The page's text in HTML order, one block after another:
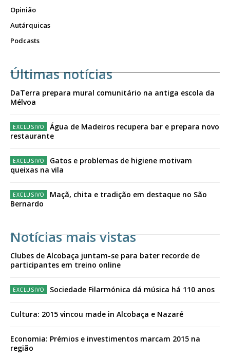
Opinião
Autárquicas
Podcasts
Últimas notícias
DaTerra prepara mural comunitário na antiga escola da
Mélvoa
Água de Madeiros recupera bar e prepara novo
restaurante
Gatos e problemas de higiene motivam
queixas na vila
Maçã, chita e tradição em destaque no São
Bernardo
Notícias mais vistas
Clubes de Alcobaça juntam-se para bater recorde de
participantes em treino online
Sociedade Filarmónica dá música há 110 anos
Cultura: 2015 vincou made in Alcobaça e Nazaré
Economia: Prémios e investimentos marcam 2015 na
região